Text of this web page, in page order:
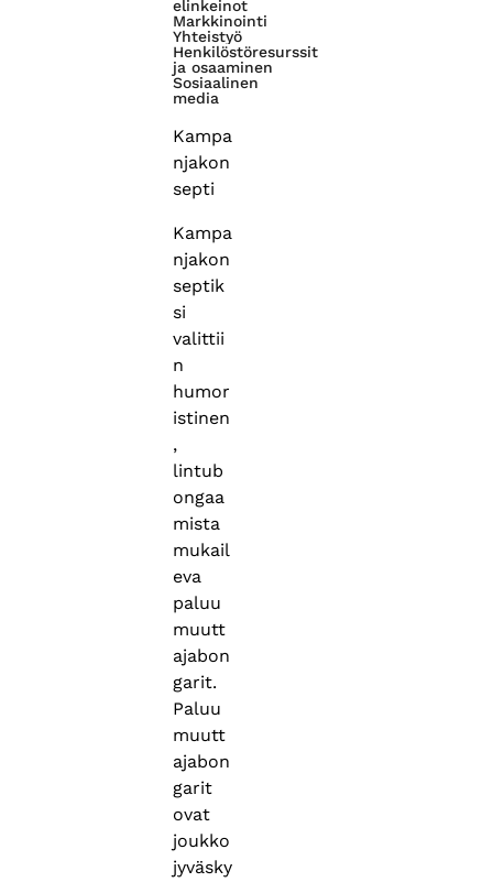
elinkeinot
Markkinointi
Yhteistyö
Henkilöstöresurssit
ja osaaminen
Sosiaalinen
media
Kampa
njakon
septi
Kampa
njakon
septik
si
valittii
n
humor
istinen
,
lintub
ongaa
mista
mukail
eva
paluu
muutt
ajabon
garit.
Paluu
muutt
ajabon
garit
ovat
joukko
jyväsky